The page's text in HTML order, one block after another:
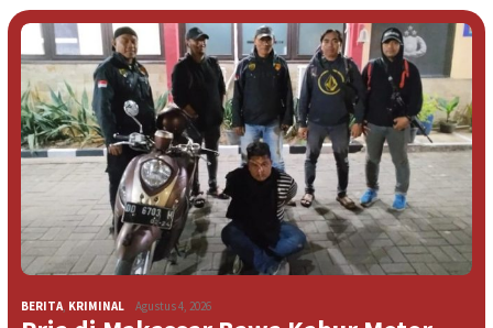
BERITA, KRIMINAL Agustus 4, 2026